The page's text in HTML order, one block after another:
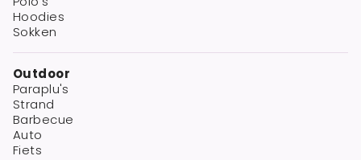
Hoodies
Sokken
Outdoor
Paraplu's
Strand
Barbecue
Auto
Fiets